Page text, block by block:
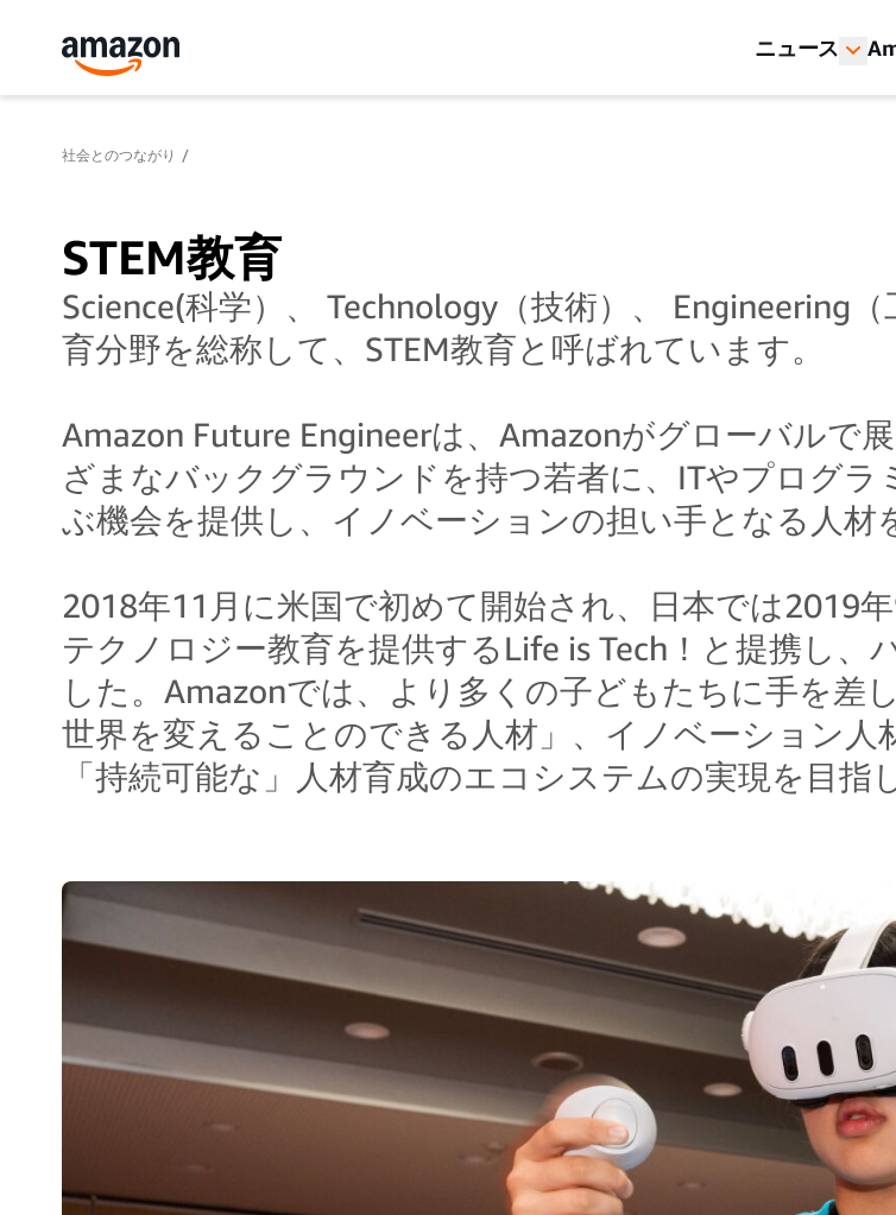
ニュース
社会とのつながり
STEM教育
Science(科学）、 Technology（技術）、 Engineering
育分野を総称して、STEM教育と呼ばれています。
Amazon Future Engineerは、Amazonがグローバルで
ざまなバックグラウンドを持つ若者に、ITやプログ
ぶ機会を提供し、イノベーションの担い手となる人材
2018年11月に米国で初めて開始され、日本では2019
テクノロジー教育を提供するLife is Tech！と提携し
した。Amazonでは、より多くの子どもたちに手を差
世界を変えることのできる人材」、イノベーション
「持続可能な」人材育成のエコシステムの実現を目指